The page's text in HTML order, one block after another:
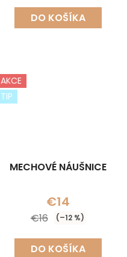
DO KOŠÍKA
AKCE
TIP
MECHOVÉ NÁUŠNICE
€14
€16 (–12 %)
DO KOŠÍKA